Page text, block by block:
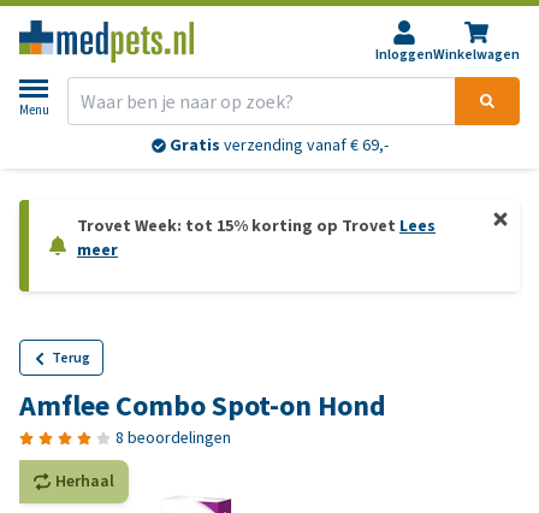
InloggenWinkelwagen
Menu
Gratis verzending vanaf € 69,-
Trovet Week: tot 15% korting op Trovet Lees
meer
Terug
Amflee Combo Spot-on Hond
8 beoordelingen
Herhaal